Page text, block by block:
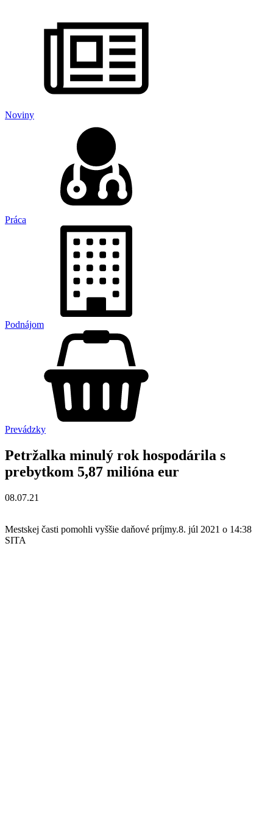
Noviny
Práca
Podnájom
Prevádzky
Petržalka minulý rok hospodárila s
prebytkom 5,87 milióna eur
08.07.21
Mestskej časti pomohli vyššie daňové príjmy.8. júl 2021 o 14:38
SITA